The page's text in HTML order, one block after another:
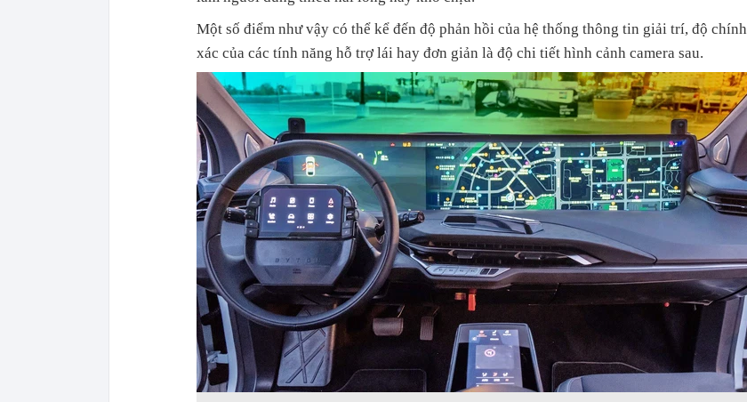
Một số điểm như vậy có thể kể đến độ phản hồi của hệ thống thông tin giải trí, độ chính
xác của các tính năng hỗ trợ lái hay đơn giản là độ chi tiết hình cảnh camera sau.